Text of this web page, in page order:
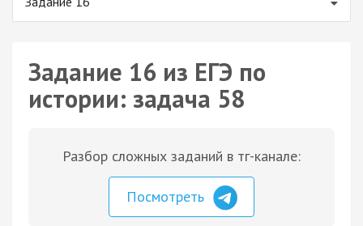
Задание 16 из ЕГЭ по
истории: задача 58
Разбор сложных заданий в тг-канале:
Посмотреть